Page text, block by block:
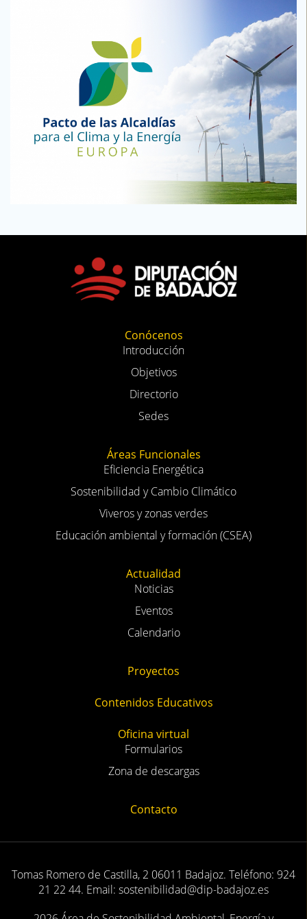
Conócenos
Introducción
Objetivos
Directorio
Sedes
Áreas Funcionales
Eficiencia Energética
Sostenibilidad y Cambio Climático
Viveros y zonas verdes
Educación ambiental y formación (CSEA)
Actualidad
Noticias
Eventos
Calendario
Proyectos
Contenidos Educativos
Oficina virtual
Formularios
Zona de descargas
Contacto
Tomas Romero de Castilla, 2 06011 Badajoz. Teléfono: 924
21 22 44. Email: sostenibilidad@dip-badajoz.es